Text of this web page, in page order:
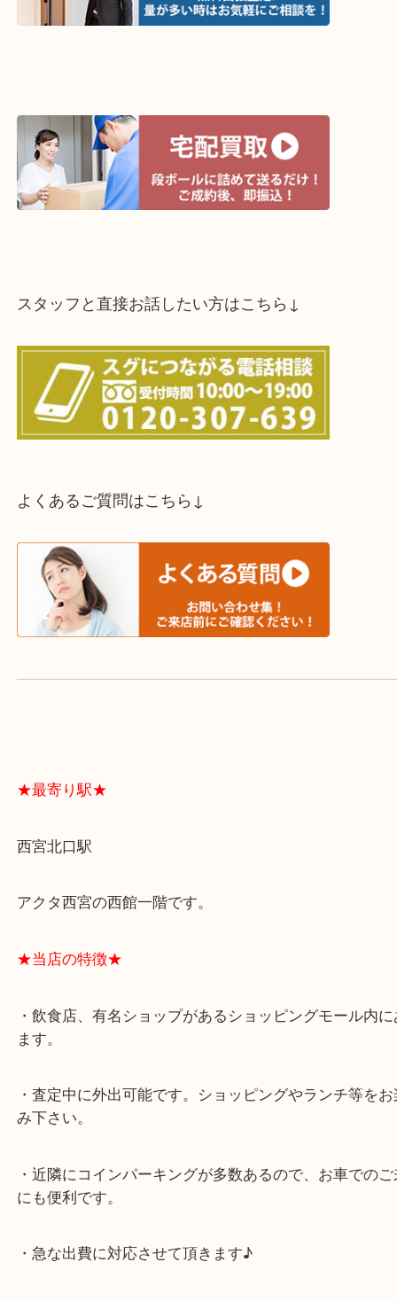
買取方法は以下の３つです。
スタッフと直接お話したい方はこちら↓
よくあるご質問はこちら↓